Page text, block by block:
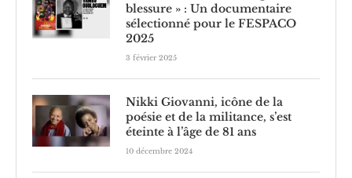
blessure » : Un documentaire
sélectionné pour le FESPACO
2025
3 février 2025
Nikki Giovanni, icône de la
poésie et de la militance, s’est
éteinte à l’âge de 81 ans
10 décembre 2024